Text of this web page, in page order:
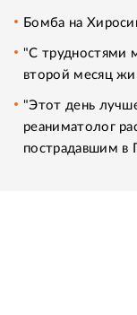
Бомба на
"С трудностями
второй месяц
"Этот день
реаниматолог
пострадавшим в